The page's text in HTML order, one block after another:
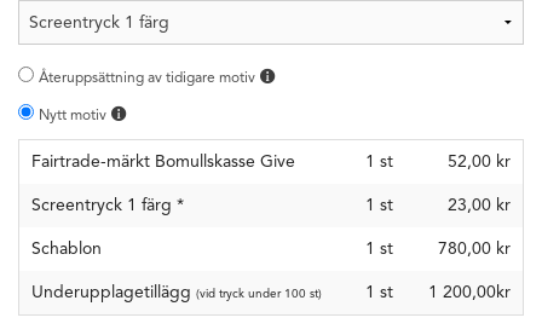
Återuppsättning av tidigare motiv
Nytt motiv
Fairtrade-märkt Bomullskasse Give 1 st 52,00 kr
Screentryck 1 färg * 1 st 23,00 kr
Schablon 1 st 780,00 kr
Underupplagetillägg (vid tryck under 100 st) 1 st 1 200,00kr